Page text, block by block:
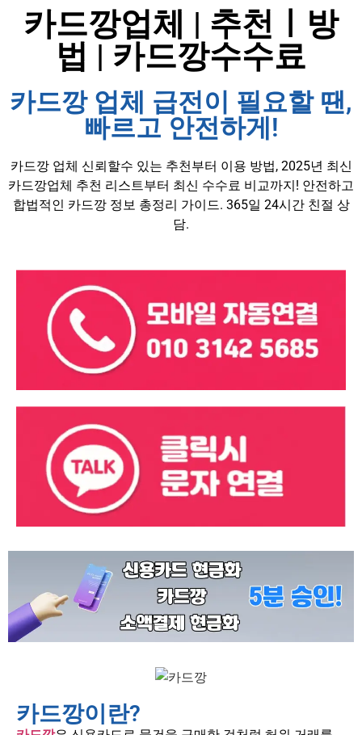
카드깡업체 | 추천ㅣ방
법 | 카드깡수수료
카드깡 업체 급전이 필요할 땐,
빠르고 안전하게!
카드깡 업체 신뢰할수 있는 추천부터 이용 방법, 2025년 최신
카드깡업체 추천 리스트부터 최신 수수료 비교까지! 안전하고
합법적인 카드깡 정보 총정리 가이드. 365일 24시간 친절 상
담.
카드깡이란?